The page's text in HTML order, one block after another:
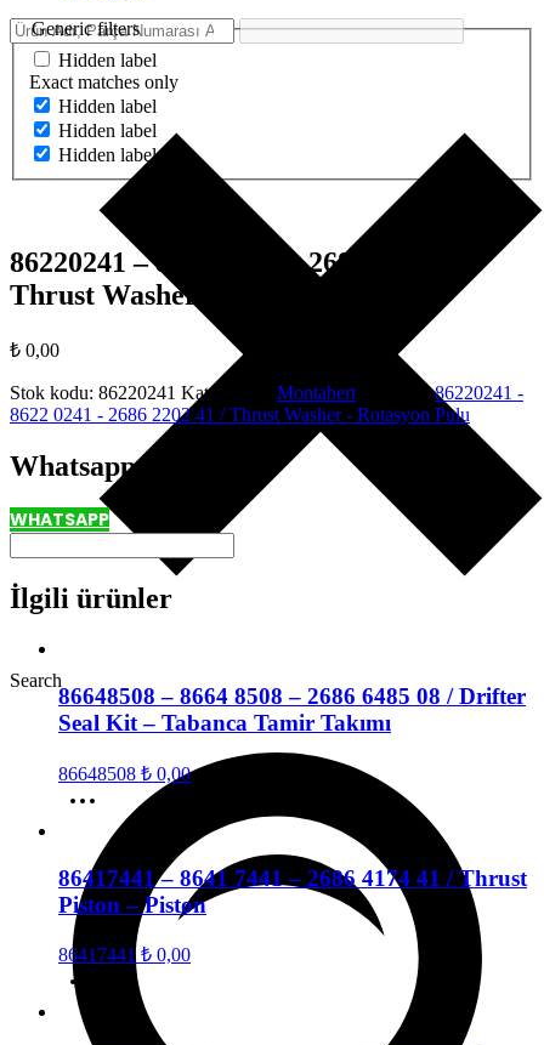
Search
Generic filters
Hidden label
Exact matches only
Hidden label
Hidden label
Hidden label
86220241 – 8622 0241 – 2686 2202 41 /
Thrust Washer – Rotasyon Pulu
₺ 0,00
Stok kodu: 86220241 Kategoriler: Montabert Etiketler:86220241 -
8622 0241 - 2686 2202 41 / Thrust Washer - Rotasyon Pulu
Whatsapp
WHATSAPP
İlgili ürünler
86648508 – 8664 8508 – 2686 6485 08 / Drifter
Seal Kit – Tabanca Tamir Takımı
86648508 ₺ 0,00
86417441 – 8641 7441 – 2686 4174 41 / Thrust
Piston – Piston
86417441 ₺ 0,00